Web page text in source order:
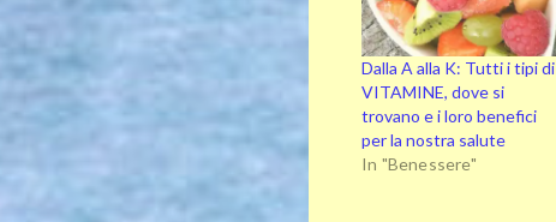
Dalla A alla K: Tutti i tipi di
VITAMINE, dove si
trovano e i loro benefici
per la nostra salute
In "Benessere"